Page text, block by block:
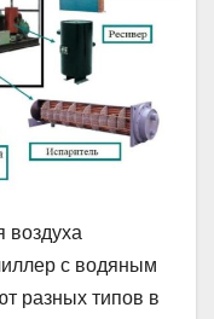
воздуха
с водяным
разных типов в